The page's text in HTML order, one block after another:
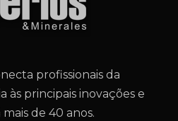
profissionais da
às principais inovações e
de 40 anos.